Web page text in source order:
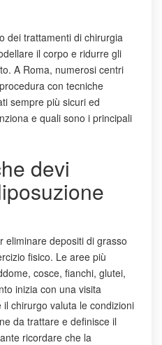
dei trattamenti di chirurgia
il corpo e ridurre gli
A Roma, numerosi centri
con tecniche
sempre più sicuri ed
e quali sono i principali
devi
eliminare depositi di grasso
fisico. Le aree più
cosce, fianchi, glutei,
inizia con una visita
chirurgo valuta le condizioni
da trattare e definisce il
ricordare che la